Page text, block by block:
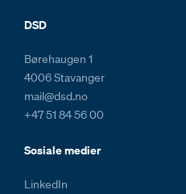
Footer og kolofon
DSD
Børehaugen 1
4006 Stavanger
mail@dsd.no
+47 51 84 56 00
Sosiale medier
LinkedIn